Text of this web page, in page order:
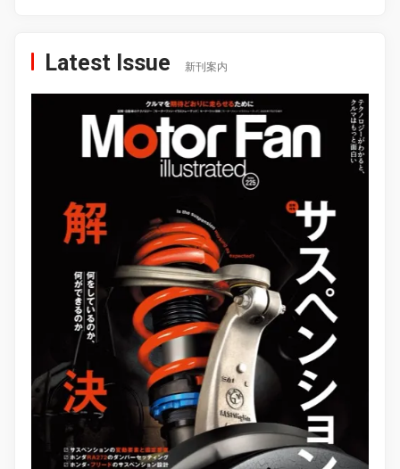
Latest Issue 新刊案内